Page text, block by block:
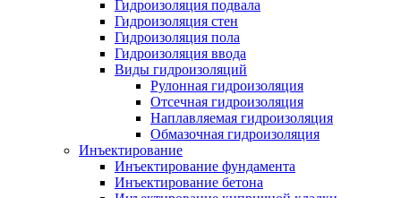
Гидроизоляция подвала
Гидроизоляция стен
Гидроизоляция пола
Гидроизоляция ввода
Виды гидроизоляций
Рулонная гидроизоляция
Отсечная гидроизоляция
Наплавляемая гидроизоляция
Обмазочная гидроизоляция
Инъектирование
Инъектирование фундамента
Инъектирование бетона